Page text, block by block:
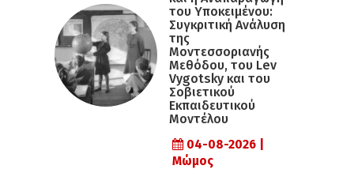
του Υποκειμένου:
Συγκριτική Ανάλυση
της
Μοντεσσοριανής
Μεθόδου, του Lev
Vygotsky και του
Σοβιετικού
Εκπαιδευτικού
Μοντέλου
04-08-2026 |
Μώμος